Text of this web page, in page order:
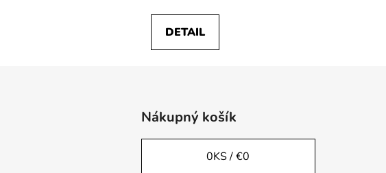
DETAIL
Nákupný košík
0KS /€0